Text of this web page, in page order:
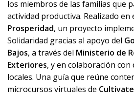
los miembros de las familias que
actividad productiva. Realizado en
Prosperidad, un proyecto
Solidaridad gracias al apoyo del
Bajos, a través del Ministerio de
Exteriores, y en colaboración con
locales. Una guía que reúne
microcursos virtuales de Cultivate